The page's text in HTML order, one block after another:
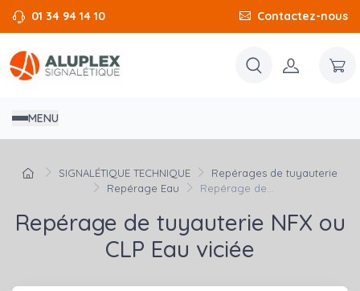
01 34 94 14 10 Contactez-nous
MENU
SIGNALÉTIQUE TECHNIQUE
Repérages de tuyauterie
Repérage Eau
Repérage de...
Repérage de tuyauterie NFX ou
CLP Eau viciée